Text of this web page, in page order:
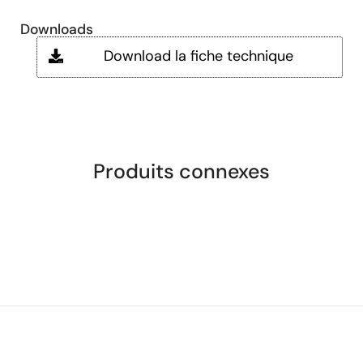
Downloads
Download la fiche technique
Produits connexes